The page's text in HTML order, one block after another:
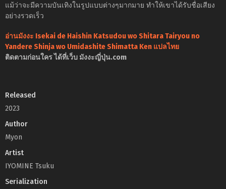
แม้ว่าจะมีความบันเทิงในรูปแบบต่างๆมากมาย ทำให้เขาได้รับชื่อเสียง
อย่างรวดเร็ว
อ่านมังงะ Isekai de Haishin Katsudou wo Shitara Tairyou no
Yandere Shinja wo Umidashite Shimatta Ken แปลไทย
ติดตามก่อนใคร ได้ที่เว็บ มังงะญี่ปุ่น.com
Released
2023
Author
Myon
Artist
IYOMINE Tsuku
Serialization